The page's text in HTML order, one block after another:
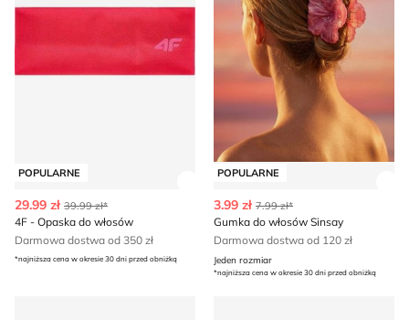
POPULARNE
29.99 zł 39.99 zł*
4F - Opaska do włosów
Darmowa dostwa od 350 zł
*najniższa cena w okresie 30 dni przed obniżką
POPULARNE
3.99 zł 7.99 zł*
Gumka do włosów Sinsay
Darmowa dostwa od 120 zł
Jeden rozmiar
*najniższa cena w okresie 30 dni przed obniżką